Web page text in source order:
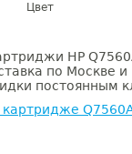
Цвет
HP
по Москве и
постоянным